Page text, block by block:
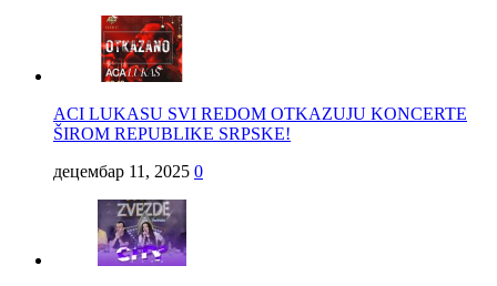
ACI LUKASU SVI REDOM OTKAZUJU KONCERTE
ŠIROM REPUBLIKE SRPSKE!
децембар 11, 2025 0